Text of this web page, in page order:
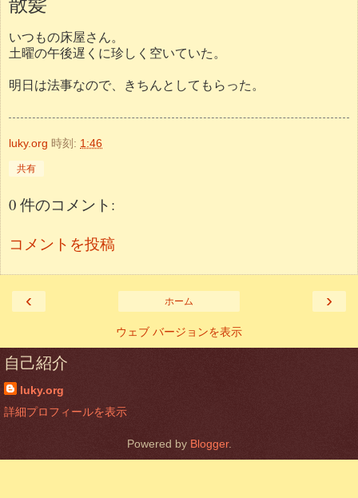
いつもの床屋さん。
土曜の午後遅くに珍しく空いていた。
明日は法事なので、きちんとしてもらった。
luky.org 時刻: 1:46
共有
0 件のコメント:
コメントを投稿
‹ ›
ホーム
ウェブ バージョンを表示
自己紹介
luky.org
詳細プロフィールを表示
Powered by Blogger.